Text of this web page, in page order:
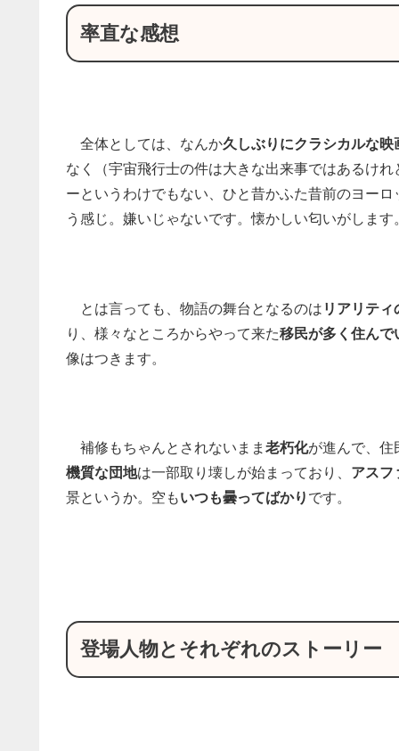
率直な感想
全体としては、なんか久しぶりにクラシカルな映
なく（宇宙飛行士の件は大きな出来事ではあるけ
ーというわけでもない、ひと昔かふた昔前のヨー
う感じ。嫌いじゃないです。懐かしい匂いがします
とは言っても、物語の舞台となるのは リアリテ
り、様々なところからやって来た移民が多く住んで
像はつきます。
補修もちゃんとされないまま 老朽化が進んで、住
機質な団地は一部取り壊しが始まっており、 アスフ
景というか。空もいつも曇ってばかり です。
登場人物とそれぞれのストーリー